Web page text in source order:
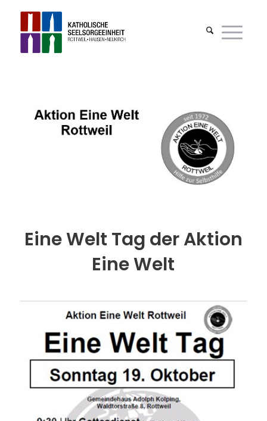
Eine Welt Tag der Aktion
Eine Welt